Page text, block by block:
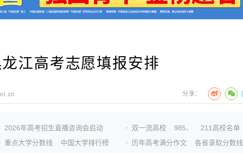
江高考志愿填报安排
分享：
2026年高考招生直播咨询会启动
重点大学分数线
中国大学排行榜
双一流高校 985、
211高校名单
历年高考满分作文
各省录取分数线